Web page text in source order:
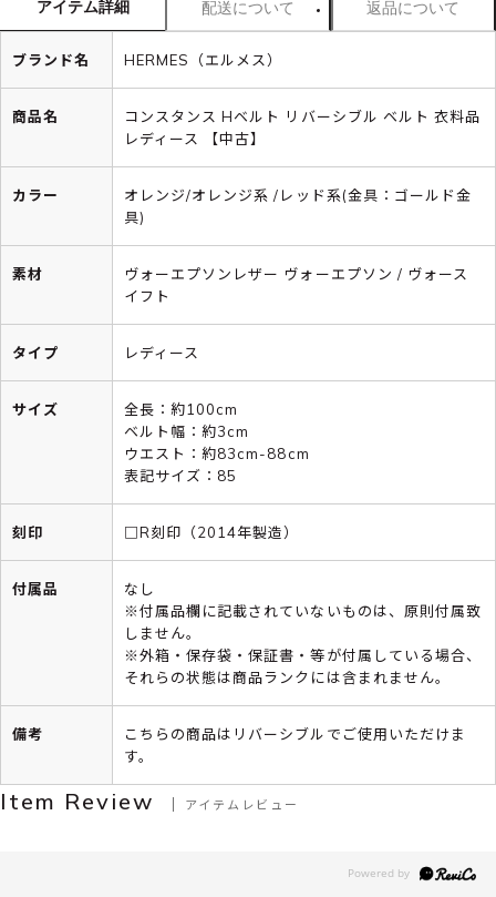
アイテム詳細 配送について 返品について
ブランド名 HERMES（エルメス）
商品名
コンスタンス Hベルト リバーシブル ベルト 衣料品
レディース 【中古】
カラー
オレンジ/オレンジ系 /レッド系(金具：ゴールド金
具)
素材
ヴォーエプソンレザー ヴォーエプソン / ヴォース
イフト
タイプ レディース
サイズ
全長：約100cm
ベルト幅：約3cm
ウエスト：約83cm-88cm
表記サイズ：85
刻印 □R刻印（2014年製造）
付属品
なし
※付属品欄に記載されていないものは、原則付属致
しません。
※外箱・保存袋・保証書・等が付属している場合、
それらの状態は商品ランクには含まれません。
備考
こちらの商品はリバーシブルでご使用いただけま
す。
Item Review アイテムレビュー